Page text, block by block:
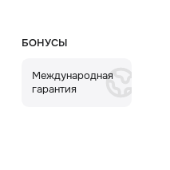
БОНУСЫ
Международная
гарантия